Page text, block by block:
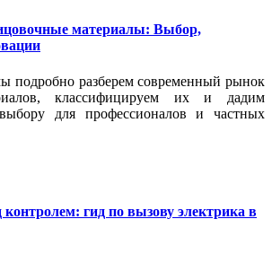
материалы: Выбор,
подробно разберем современный рынок
классифицируем их и дадим
для профессионалов и частных
контролем: гид по вызову электрика в